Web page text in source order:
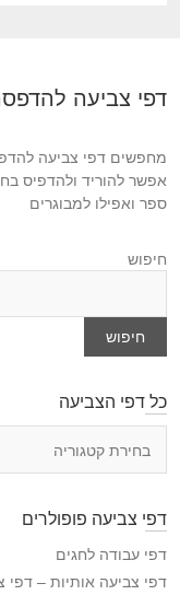
o
t
:
o
t
:
דפי צביעה
מחפשים דפי צביעה
אפשר להוריד ולהדפיס
ספר ואפילו למבוגרים
חיפוש
חיפוש
כל דפי הצביעה
י
ה
צ
דפי צביעה פופולרים
דפי עבודה לחגים
דפי צביעה אותיות – דפי